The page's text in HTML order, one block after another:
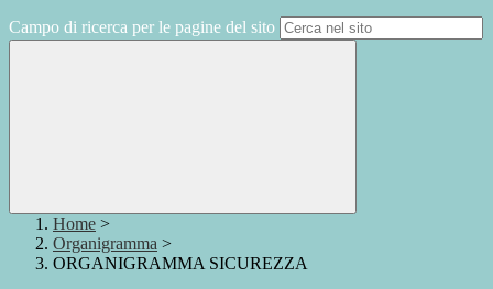
Campo di ricerca per le pagine del sito
Home >
Organigramma >
ORGANIGRAMMA SICUREZZA